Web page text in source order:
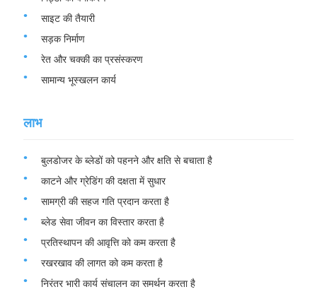
साइट की तैयारी
सड़क निर्माण
रेत और चक्की का प्रसंस्करण
सामान्य भूस्खलन कार्य
लाभ
बुलडोजर के ब्लेडों को पहनने और क्षति से बचाता है
काटने और ग्रेडिंग की दक्षता में सुधार
सामग्री की सहज गति प्रदान करता है
ब्लेड सेवा जीवन का विस्तार करता है
प्रतिस्थापन की आवृत्ति को कम करता है
रखरखाव की लागत को कम करता है
निरंतर भारी कार्य संचालन का समर्थन करता है